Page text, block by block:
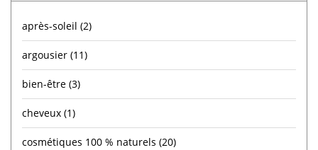
après-soleil (2)
argousier (11)
bien-être (3)
cheveux (1)
cosmétiques 100 % naturels (20)